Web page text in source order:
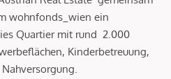
wohnfonds_wien ein
Quartier mit rund 2.000
Kinderbetreuung,